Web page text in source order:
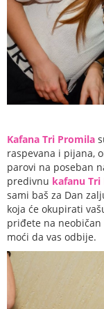
Kafana Tri Promila
raspevana i pijana,
parovi na poseban
predivnu kafanu Tri
sami baš za Dan
koja će okupirati
priđete na neobičan
moći da vas odbije.